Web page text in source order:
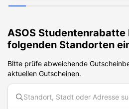
ASOS Studentenrabatte
folgenden Standorten
Bitte prüfe abweichende
aktuellen Gutscheinen.